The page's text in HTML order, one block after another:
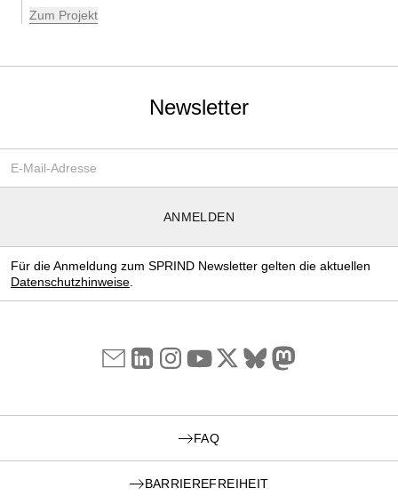
Zum Projekt
Newsletter
ANMELDEN
Für die Anmeldung zum SPRIND Newsletter gelten die aktuellen
Datenschutzhinweise
FAQ
BARRIEREFREIHEIT